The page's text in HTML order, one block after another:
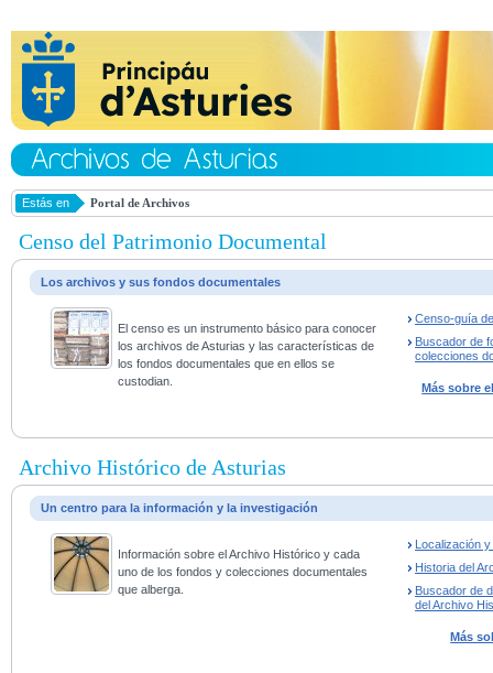
Estás en Portal de Archivos
Censo del Patrimonio Documental
Los archivos y sus fondos documentales
El censo es un instrumento básico para conocer
los archivos de Asturias y las características de
los fondos documentales que en ellos se
custodian.
Censo-guía
Buscador de
colecciones
Más sobre
Archivo Histórico de Asturias
Un centro para la información y la investigación
Información sobre el Archivo Histórico y cada
uno de los fondos y colecciones documentales
que alberga.
Localización
Historia del
Buscador de
del Archivo
Más